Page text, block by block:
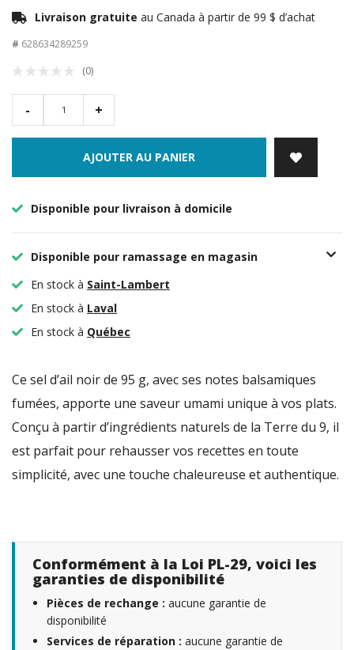
Livraison gratuite au Canada à partir de 99 $ d’achat
# 628634289259
(0)
- +
AJOUTER AU PANIER
Disponible pour livraison à domicile
Disponible pour ramassage en magasin
En stock à Saint-Lambert
En stock à Laval
En stock à Québec
Ce sel d’ail noir de 95 g, avec ses notes balsamiques
fumées, apporte une saveur umami unique à vos plats.
Conçu à partir d’ingrédients naturels de la Terre du 9, il
est parfait pour rehausser vos recettes en toute
simplicité, avec une touche chaleureuse et authentique.
Conformément à la Loi PL-29, voici les
garanties de disponibilité
Pièces de rechange : aucune garantie de
disponibilité
Services de réparation : aucune garantie de